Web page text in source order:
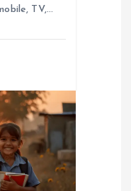
TV,…